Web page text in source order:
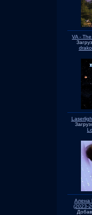
VA -
Алена
(2023-